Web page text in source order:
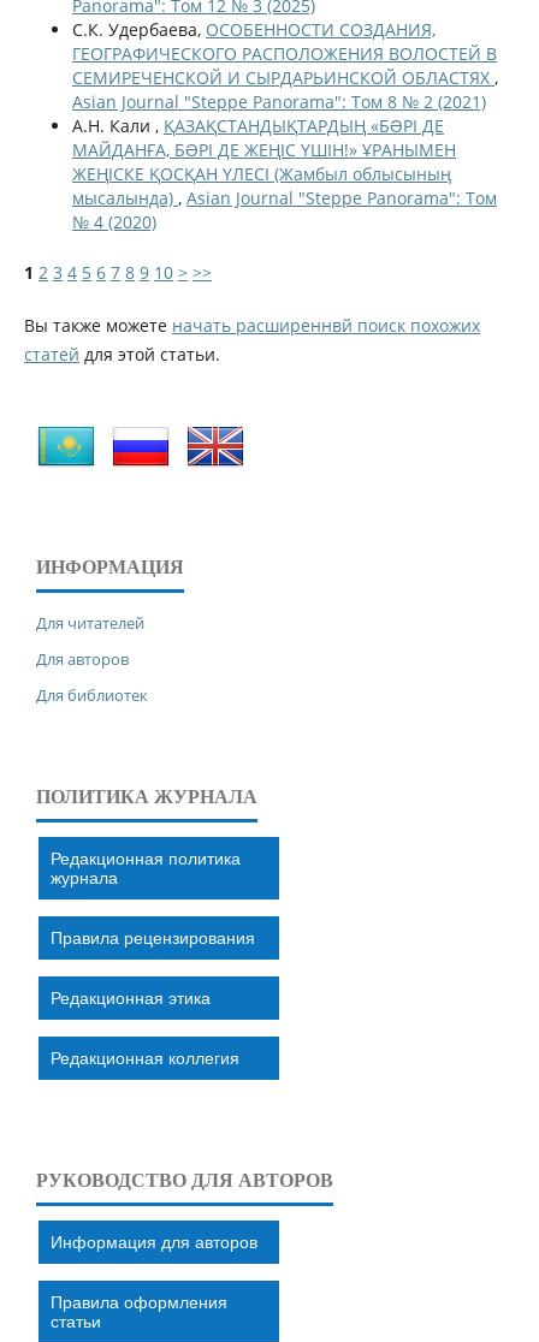
Panorama": Том 12 № 3 (2025)
С.К. Удербаева, ОСОБЕННОСТИ СОЗДАНИЯ,
ГЕОГРАФИЧЕСКОГО РАСПОЛОЖЕНИЯ ВОЛОСТЕЙ В
СЕМИРЕЧЕНСКОЙ И СЫРДАРЬИНСКОЙ ОБЛАСТЯХ ,
Asian Journal "Steppe Panorama": Том 8 № 2 (2021)
А.Н. Кали , ҚАЗАҚСТАНДЫҚТАРДЫҢ «БƏРІ ДЕ
МАЙДАНҒА, БƏРІ ДЕ ЖЕҢІС ҮШІН!» ҰРАНЫМЕН
ЖЕҢІСКЕ ҚОСҚАН ҮЛЕСІ (Жамбыл облысының
мысалында) , Asian Journal "Steppe Panorama": Том
№ 4 (2020)
1 2 3 4 5 6 7 8 9 10 > >>
Вы также можете начать расширеннвй поиск похожих
статей для этой статьи.
ИНФОРМАЦИЯ
Для читателей
Для авторов
Для библиотек
ПОЛИТИКА ЖУРНАЛА
Редакционная политика
журнала
Правила рецензирования
Редакционная этика
Редакционная коллегия
РУКОВОДСТВО ДЛЯ АВТОРОВ
Информация для авторов
Правила оформления
статьи